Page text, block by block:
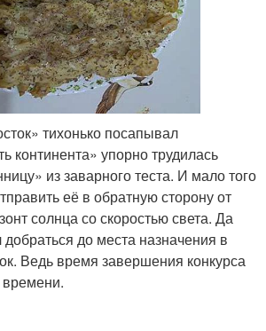
тихонько посапывал
континента» упорно трудилась
из заварного теста. И мало того
её в обратную сторону от
солнца со скоростью света. Да
добраться до места назначения в
Ведь время завершения конкурса
времени.